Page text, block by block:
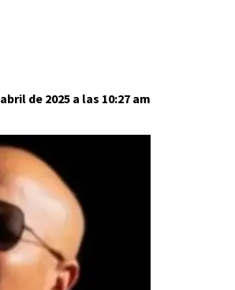
de 2025 a las 10:27 am